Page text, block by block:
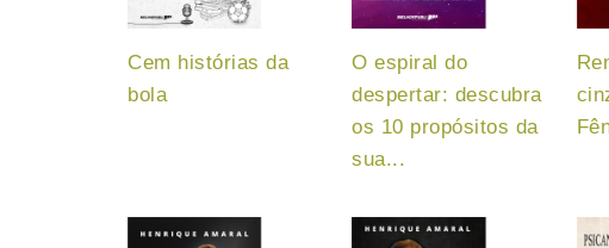
Cem histórias da
bola
O espiral do
despertar: descubra
os 10 propósitos da
sua...